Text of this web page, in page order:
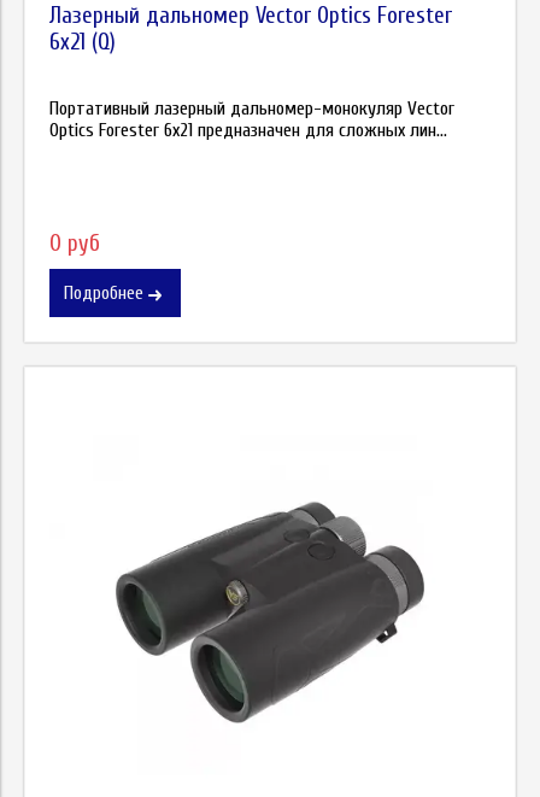
Лазерный дальномер Vector Optics Forester
6x21 (Q)
Портативный лазерный дальномер-монокуляр Vector
Optics Forester 6x21 предназначен для сложных лин...
0 руб
Подробнее